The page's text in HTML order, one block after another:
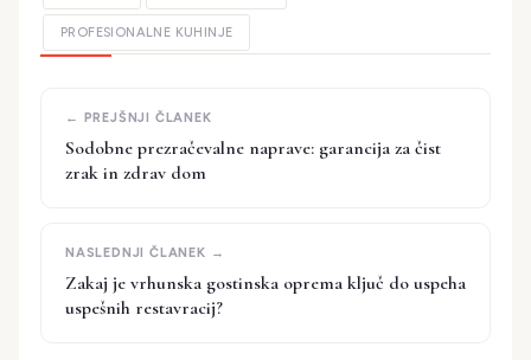
PROFESIONALNE KUHINJE
Sodobne prezračevalne naprave: garancija za čist
zrak in zdrav dom
Zakaj je vrhunska gostinska oprema ključ do uspeha
uspešnih restavracij?